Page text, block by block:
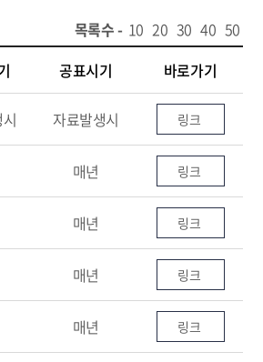
목록수 - 10 20 30 40 50
공표시기 바로가기
자료발생시 링크
매년 링크
매년 링크
매년 링크
매년 링크